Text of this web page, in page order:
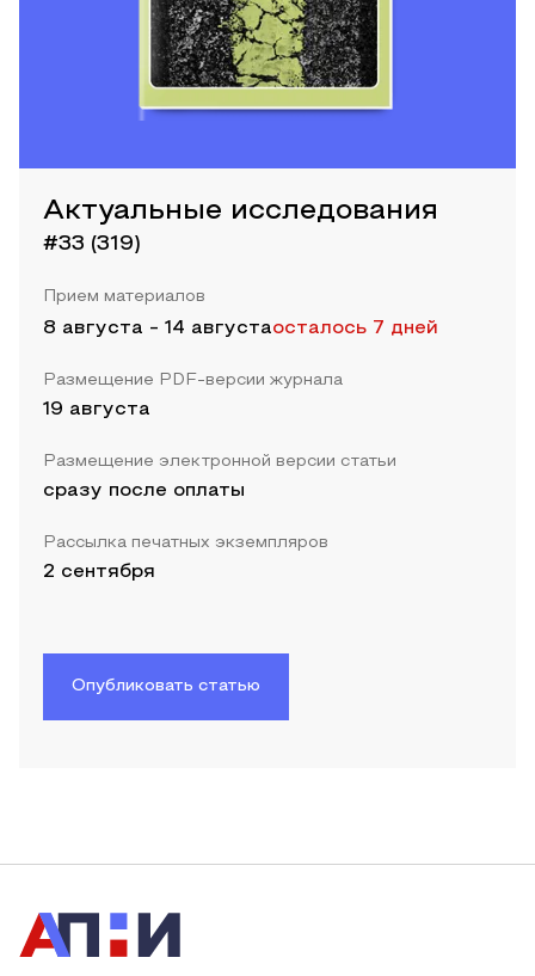
Актуальные исследования
#33 (319)
Прием материалов
8 августа - 14 августаосталось 7 дней
Размещение PDF-версии журнала
19 августа
Размещение электронной версии статьи
сразу после оплаты
Рассылка печатных экземпляров
2 сентября
Опубликовать статью